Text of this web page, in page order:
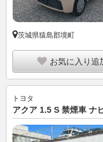
茨城県猿島郡境町
お気に入り追加
アクア 1.5 S 禁煙車 ナ